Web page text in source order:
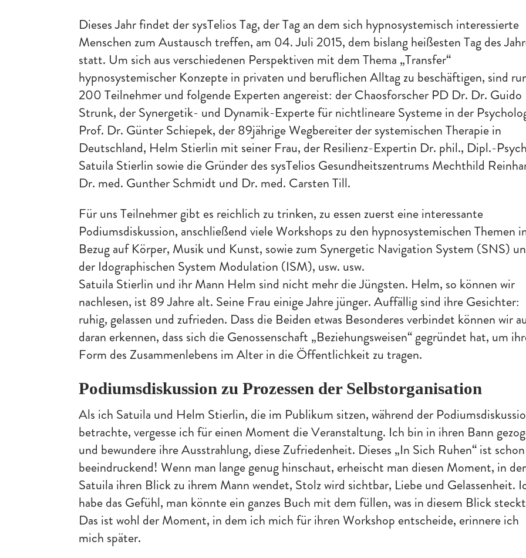
Dieses Jahr findet der sysTelios Tag, der Tag an dem sich hypnosystemisch interessierte
Menschen zum Austausch treffen, am 04. Juli 2015, dem bislang heißesten Tag des
statt. Um sich aus verschiedenen Perspektiven mit dem Thema „Transfer“
hypnosystemischer Konzepte in privaten und beruflichen Alltag zu beschäftigen, sind
200 Teilnehmer und folgende Experten angereist: der Chaosforscher PD Dr. Dr. Guido
Strunk, der Synergetik- und Dynamik-Experte für nichtlineare Systeme in der
Prof. Dr. Günter Schiepek, der 89jährige Wegbereiter der systemischen Therapie in
Deutschland, Helm Stierlin mit seiner Frau, der Resilienz-Expertin Dr. phil., Dipl.-
Satuila Stierlin sowie die Gründer des sysTelios Gesundheitszentrums Mechthild
Dr. med. Gunther Schmidt und Dr. med. Carsten Till.
Für uns Teilnehmer gibt es reichlich zu trinken, zu essen zuerst eine interessante
Podiumsdiskussion, anschließend viele Workshops zu den hypnosystemischen Themen
Bezug auf Körper, Musik und Kunst, sowie zum Synergetic Navigation System (SNS)
der Idographischen System Modulation (ISM), usw. usw.
Satuila Stierlin und ihr Mann Helm sind nicht mehr die Jüngsten. Helm, so können wir
nachlesen, ist 89 Jahre alt. Seine Frau einige Jahre jünger. Auffällig sind ihre Gesichter:
ruhig, gelassen und zufrieden. Dass die Beiden etwas Besonderes verbindet können wir
daran erkennen, dass sich die Genossenschaft „Beziehungsweisen“ gegründet hat, um
Form des Zusammenlebens im Alter in die Öffentlichkeit zu tragen.
Podiumsdiskussion zu Prozessen der Selbstorganisation
Als ich Satuila und Helm Stierlin, die im Publikum sitzen, während der
betrachte, vergesse ich für einen Moment die Veranstaltung. Ich bin in ihren Bann
und bewundere ihre Ausstrahlung, diese Zufriedenheit. Dieses „In Sich Ruhen“ ist schon
beeindruckend! Wenn man lange genug hinschaut, erheischt man diesen Moment, in
Satuila ihren Blick zu ihrem Mann wendet, Stolz wird sichtbar, Liebe und Gelassenheit.
habe das Gefühl, man könnte ein ganzes Buch mit dem füllen, was in diesem Blick
Das ist wohl der Moment, in dem ich mich für ihren Workshop entscheide, erinnere ich
mich später.